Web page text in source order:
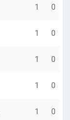
1 0
1 0
1 0
1 0
1 0